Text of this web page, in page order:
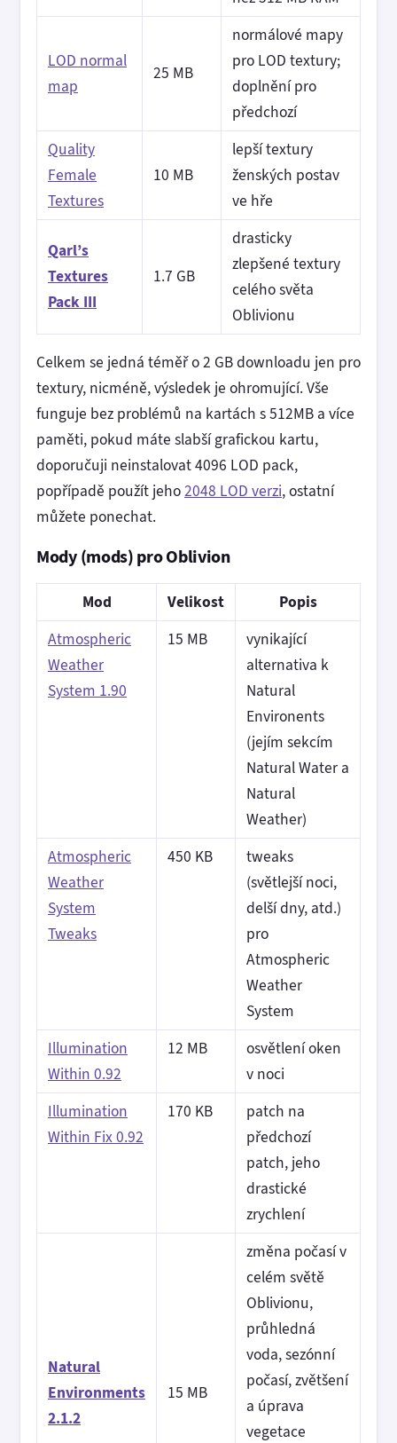
LOD normal
map
25 MB
normálové mapy
pro LOD textury;
doplnění pro
předchozí
Quality
Female
Textures
10 MB
lepší textury
ženských postav
ve hře
Qarl’s
Textures
Pack III
1.7 GB
drasticky
zlepšené textury
celého světa
Oblivionu
Celkem se jedná téměř o 2 GB downloadu jen pro
textury, nicméně, výsledek je ohromující. Vše
funguje bez problémů na kartách s 512MB a více
paměti, pokud máte slabší grafickou kartu,
doporučuji neinstalovat 4096 LOD pack,
popřípadě použít jeho2048 LOD verzi, ostatní
můžete ponechat.
Mody (mods) pro Oblivion
Mod Velikost
Popis
Atmospheric
Weather
System 1.90
15 MB
vynikající
alternativa k
Natural
Environents
(jejím sekcím
Natural Water a
Natural
Weather)
Atmospheric
Weather
System
Tweaks
450 KB
tweaks
(světlejší noci,
delší dny, atd.)
pro
Atmospheric
Weather
System
Illumination
Within 0.92
12 MB
osvětlení oken
v noci
Illumination
Within Fix 0.92
170 KB
patch na
předchozí
patch, jeho
drastické
zrychlení
Natural
Environments
2.1.2
15 MB
změna počasí v
celém světě
Oblivionu,
průhledná
voda, sezónní
počasí, zvětšení
a úprava
vegetace